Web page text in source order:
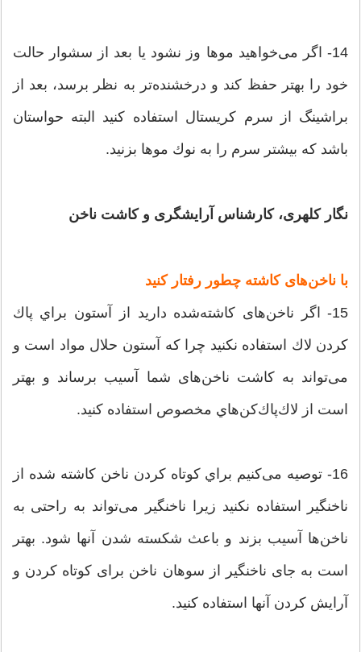
14- اگر می‌خواهید موها وز نشود یا بعد از سشوار حالت
خود را بهتر حفظ کند و درخشنده‌‌تر به نظر برسد، بعد از
براشينگ از سرم كريستال استفاده کنید البته حواستان
باشد كه بیشتر سرم را به نوك موها بزنید.
نگار کلهری، کارشناس آرایشگری و کاشت ناخن
با ناخن‌های کاشته چطور رفتار کنید
15- اگر ناخن‌های کاشته‌شده دارید از آستون براي پاك
كردن لاك استفاده نكنيد چرا که آستون حلال مواد است و
می‌تواند به کاشت ناخن‌های شما آسیب برساند و بهتر
است از لاك‌پاك‌كن‌هاي مخصوص استفاده كنيد.
16- توصیه می‌کنیم براي كوتاه كردن ناخن كاشته شده از
ناخنگير استفاده نكنيد زيرا ناخنگیر می‌تواند به راحتی به
ناخن‌ها آسيب بزند و باعث شكسته شدن آنها شود. بهتر
است به جای ناخنگیر از سوهان ناخن برای کوتاه کردن و
آرایش كردن آنها استفاده کنید.